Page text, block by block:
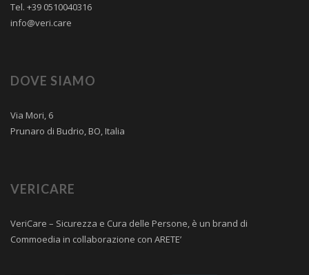
Tel. +39 0510040316
info@veri.care
DOVE SIAMO
Via Mori, 6
Prunaro di Budrio, BO, Italia
VERICARE
VeriCare – Sicurezza e Cura delle Persone, è un brand di
Commoedia in collaborazione con ARETE’